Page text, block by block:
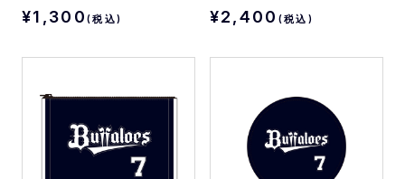
¥1,300 (税込) ¥2,400 (税込)